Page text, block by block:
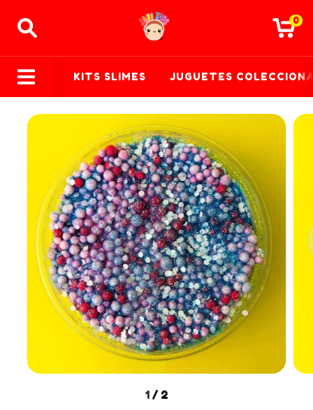
0
KITS SLIMES JUGUETES
1 / 2